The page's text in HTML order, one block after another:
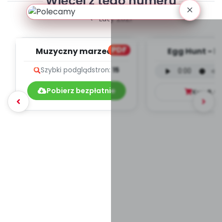
Luty 2021
PDF
Muzyczny marzec -
Szybki podglądstron: 15
Pobierz bezpłatnie
Egg Hunt -
mp3)
Kup 9.99